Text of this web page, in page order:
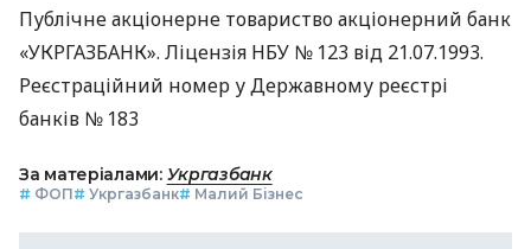
Публічне акціонерне товариство акціонерний банк
«УКРГАЗБАНК». Ліцензія НБУ № 123 від 21.07.1993.
Реєстраційний номер у Державному реєстрі
банків № 183
За матеріалами: Укргазбанк
# ФОП# Укргазбанк# Малий Бізнес